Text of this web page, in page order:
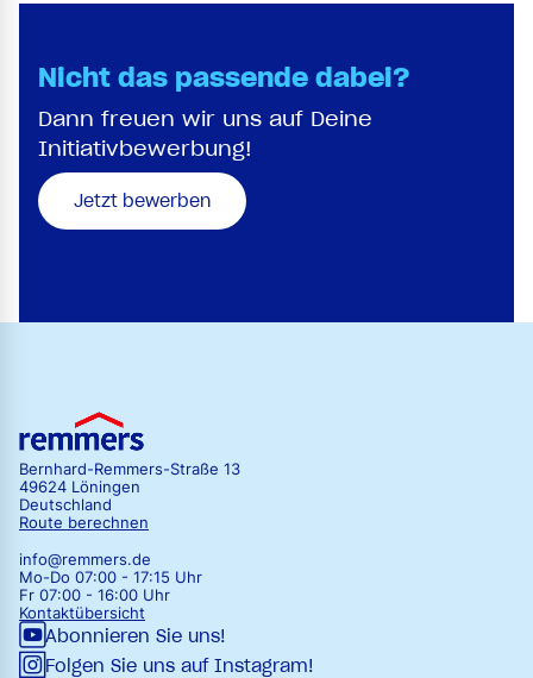
Nicht das passende dabei?
Dann freuen wir uns auf Deine
Initiativbewerbung!
Jetzt bewerben
Bernhard-Remmers-Straße 13
49624 Löningen
Deutschland
Route berechnen
info@remmers.de
Mo-Do 07:00 - 17:15 Uhr
Fr 07:00 - 16:00 Uhr
Kontaktübersicht
Abonnieren Sie uns!
Folgen Sie uns auf Instagram!